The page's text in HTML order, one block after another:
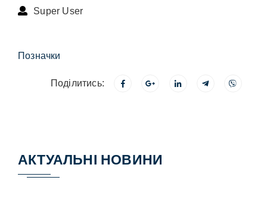
Super User
Позначки
Поділитись:
АКТУАЛЬНІ НОВИНИ